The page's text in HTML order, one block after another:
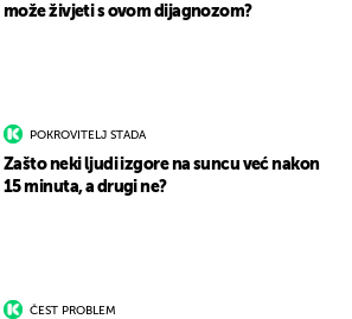
može živjeti s ovom dijagnozom?
POKROVITELJ STADA
Zašto neki ljudi izgore na suncu već nakon
15 minuta, a drugi ne?
ČEST PROBLEM